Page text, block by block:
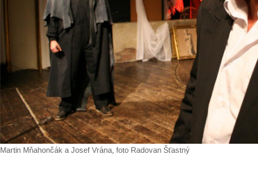
Martin Mňahončák a Josef Vrána, foto Radovan Šťastný